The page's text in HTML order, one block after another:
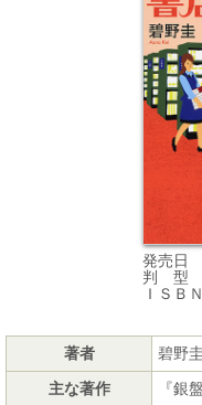
発売日
判 型
ＩＳＢＮ
著者
碧野
主な著作
『銀